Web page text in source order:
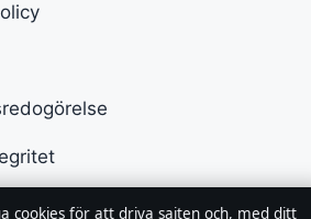
cookies för att driva sajten och, med ditt